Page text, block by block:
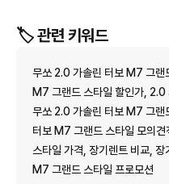
🏷️ 관련 키워드
무쏘 2.0 가솔린 터보 M7 그랜
M7 그랜드 스타일 할인가, 2.0
무쏘 2.0 가솔린 터보 M7 그랜
터보 M7 그랜드 스타일 모의
스타일 가격, 장기렌트 비교,
M7 그랜드 스타일 프로모션